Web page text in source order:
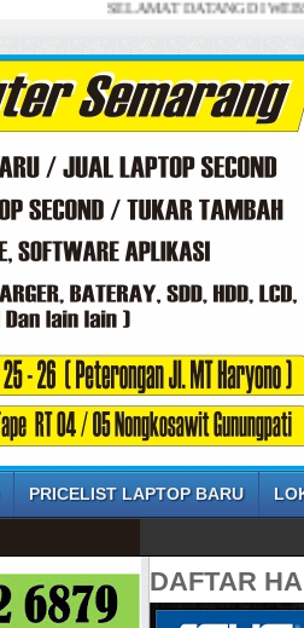
SELAMAT DATANG DI WEBSITE
PRICELIST LAPTOP BARU
DAFTAR